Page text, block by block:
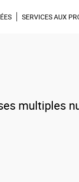
SERVICES AUX
multiples